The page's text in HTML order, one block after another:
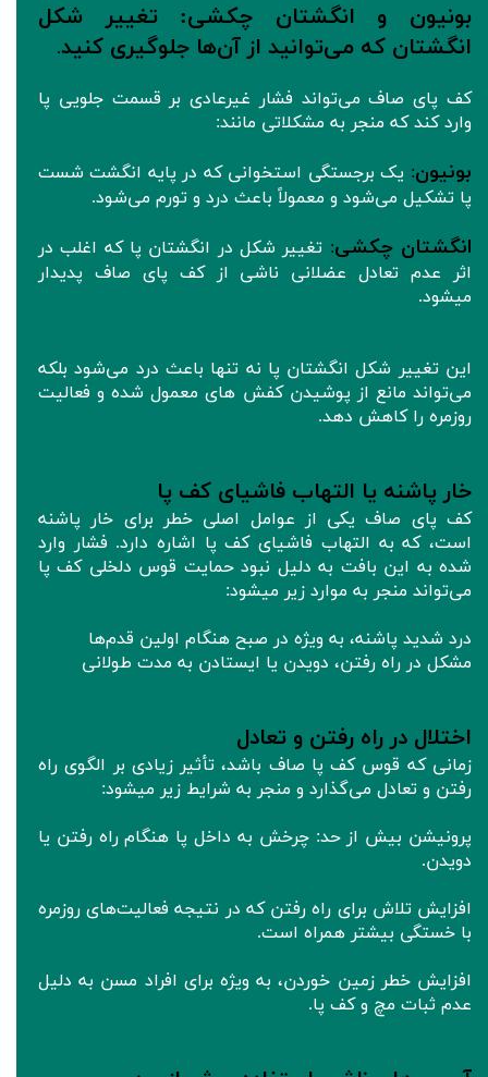
بونیون و انگشتان چکشی: تغییر شکل‌
انگشتان که می‌توانید از آن‌ها جلوگیری کنید.
کف پای صاف می‌تواند فشار غیرعادی بر قسمت جلویی پا
وارد کند که منجر به مشکلاتی مانند:
بونیون: یک برجستگی استخوانی که در پایه انگشت شست
پا تشکیل می‌شود و معمولاً باعث درد و تورم می‌شود.
انگشتان چکشی: تغییر شکل در انگشتان پا که اغلب در
اثر عدم تعادل‌ عضلانی ناشی از کف پای صاف پدیدار
میشود.
این تغییر شکل انگشتان پا نه تنها باعث درد می‌شود بلکه
می‌تواند مانع از پوشیدن کفش های معمول شده و فعالیت
روزمره را کاهش دهد.
خار پاشنه یا التهاب فاشیای کف پا
کف پای صاف یکی از عوامل اصلی خطر برای خار پاشنه
است، که به التهاب فاشیای کف پا اشاره دارد. فشار وارد
شده به این بافت به دلیل نبود حمایت قوس دلخلی کف پا
می‌تواند منجر به موارد زیر میشود:
درد شدید پاشنه، به ویژه در صبح هنگام اولین قدم‌ها
مشکل در راه رفتن، دویدن یا ایستادن به مدت طولانی
اختلال در راه رفتن و تعادل
زمانی که قوس کف پا صاف باشد، تأثیر زیادی بر الگوی راه
رفتن و تعادل می‌گذارد و منجر به شرایط زیر میشود:
پرونیشن بیش از حد: چرخش به داخل پا هنگام راه رفتن یا
دویدن.
افزایش تلاش برای راه رفتن که در نتیجه فعالیت‌های روزمره
با خستگی بیشتر همراه است.
افزایش خطر زمین خوردن، به ویژه برای افراد مسن به دلیل
عدم ثبات مچ و کف پا.